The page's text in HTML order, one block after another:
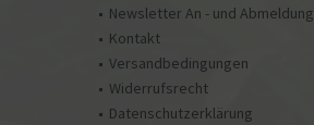
Newsletter An - und Abmeldung
Kontakt
Versandbedingungen
Widerrufsrecht
Datenschutzerklärung